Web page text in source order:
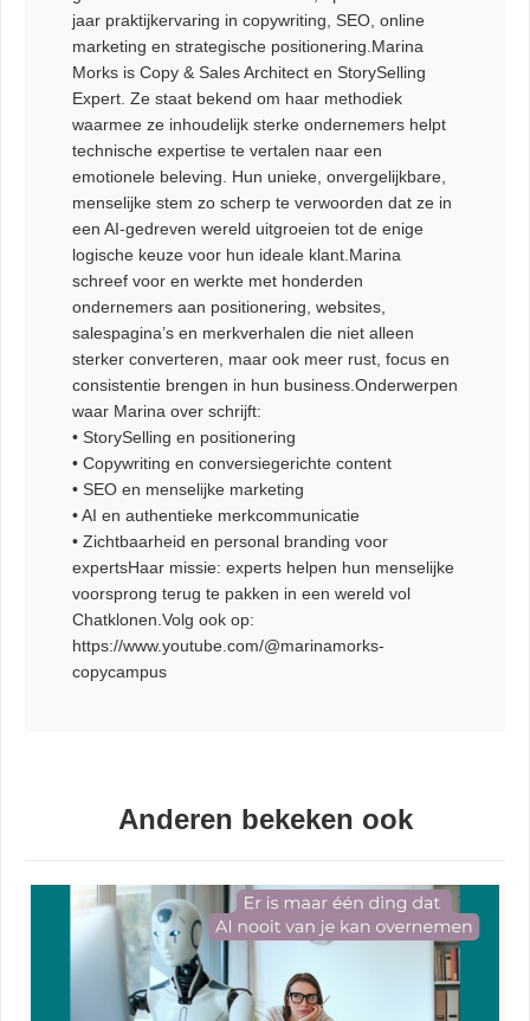
jaar praktijkervaring in copywriting, SEO, online
marketing en strategische positionering.Marina
Morks is Copy & Sales Architect en StorySelling
Expert. Ze staat bekend om haar methodiek
waarmee ze inhoudelijk sterke ondernemers helpt
technische expertise te vertalen naar een
emotionele beleving. Hun unieke, onvergelijkbare,
menselijke stem zo scherp te verwoorden dat ze in
een AI-gedreven wereld uitgroeien tot de enige
logische keuze voor hun ideale klant.Marina
schreef voor en werkte met honderden
ondernemers aan positionering, websites,
salespagina’s en merkverhalen die niet alleen
sterker converteren, maar ook meer rust, focus en
consistentie brengen in hun business.Onderwerpen
waar Marina over schrijft:
• StorySelling en positionering
• Copywriting en conversiegerichte content
• SEO en menselijke marketing
• AI en authentieke merkcommunicatie
• Zichtbaarheid en personal branding voor
expertsHaar missie: experts helpen hun menselijke
voorsprong terug te pakken in een wereld vol
Chatklonen.Volg ook op:
https://www.youtube.com/@marinamorks-
copycampus
Anderen bekeken ook